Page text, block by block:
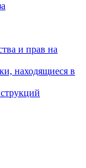
и прав на
находящиеся в